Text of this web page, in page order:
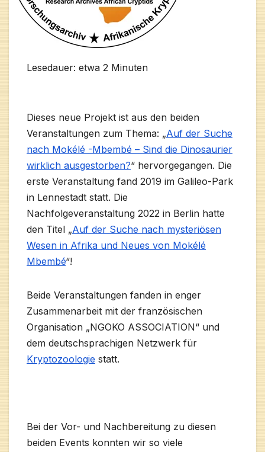
Lesedauer: etwa 2 Minuten
Dieses neue Projekt ist aus den beiden
Veranstaltungen zum Thema: „Auf der Suche
nach Mokélé -Mbembé – Sind die Dinosaurier
wirklich ausgestorben?“ hervorgegangen. Die
erste Veranstaltung fand 2019 im Galileo-Park
in Lennestadt statt. Die
Nachfolgeveranstaltung 2022 in Berlin hatte
den Titel „Auf der Suche nach mysteriösen
Wesen in Afrika und Neues von Mokélé
Mbembé“!
Beide Veranstaltungen fanden in enger
Zusammenarbeit mit der französischen
Organisation „NGOKO ASSOCIATION“ und
dem deutschsprachigen Netzwerk für
Kryptozoologie statt.
Bei der Vor- und Nachbereitung zu diesen
beiden Events konnten wir so viele